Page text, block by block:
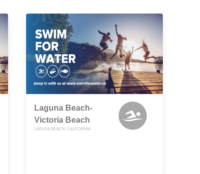
Laguna Beach-
Victoria Beach
LAGUNA BEACH, CALIFORNIA